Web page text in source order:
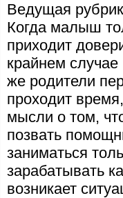
Ведущая
Когда малыш
приходит
крайнем
же родители
проходит
мысли о том,
позвать
заниматься
зарабатывать
возникает